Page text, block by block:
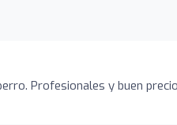
Profesionales y buen